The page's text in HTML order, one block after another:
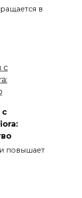
в
с
повышает